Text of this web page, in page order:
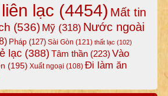
lạc (4454) Mất tin
(536) Mỹ(318) Nước ngoài
Pháp(127) Sài Gòn (121) thất lạc (102)
lạc(388) Tâm thần(223) Vào
(195) Xuất ngoại (108) Đi làm ăn